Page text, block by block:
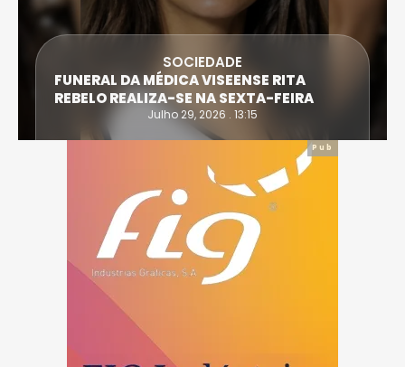
SOCIEDADE
FUNERAL DA MÉDICA VISEENSE RITA
REBELO REALIZA-SE NA SEXTA-FEIRA
Julho 29, 2026 . 13:15
Pub